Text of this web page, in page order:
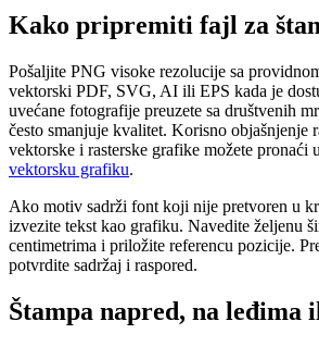
Kako pripremiti fajl za
Pošaljite PNG visoke rezolucije sa
vektorski PDF, SVG, AI ili EPS kada je
uvećane fotografije preuzete sa društvenih
često smanjuje kvalitet. Korisno objašnjenje
vektorske i rasterske grafike možete pronaći u
vektorsku grafiku.
Ako motiv sadrži font koji nije pretvoren u
izvezite tekst kao grafiku. Navedite željenu
centimetrima i priložite referencu pozicije.
potvrdite sadržaj i raspored.
Štampa napred, na leđima